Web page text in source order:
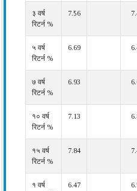
३ वर्ष
रिटर्न %
7.56
५ वर्ष
रिटर्न %
6.69
७ वर्ष
रिटर्न %
6.93
१० वर्ष
रिटर्न %
7.13
१५ वर्ष
रिटर्न %
7.84
१ वर्ष
6.47